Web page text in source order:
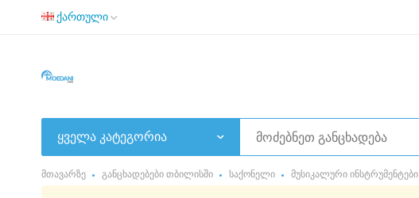
ქართული
ყველა კატეგორია
მთავარზე განცხადებები თბილისში საქონელი მუსიკალური ინსტრუმენტები